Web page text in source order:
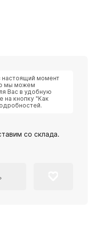
настоящий момент
мы можем
Вас в удобную
на кнопку "Как
со склада.